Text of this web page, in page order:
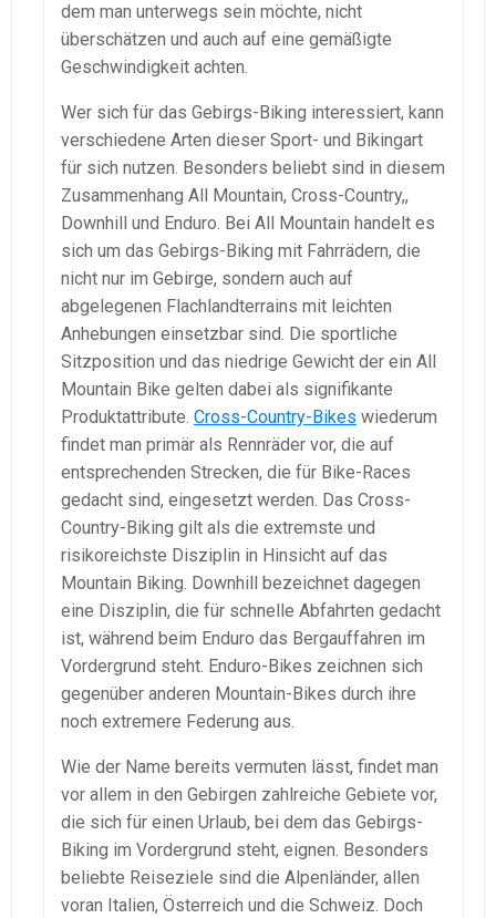
dem man unterwegs sein möchte, nicht
überschätzen und auch auf eine gemäßigte
Geschwindigkeit achten.
Wer sich für das Gebirgs-Biking interessiert, kann
verschiedene Arten dieser Sport- und Bikingart
für sich nutzen. Besonders beliebt sind in diesem
Zusammenhang All Mountain, Cross-Country,,
Downhill und Enduro. Bei All Mountain handelt es
sich um das Gebirgs-Biking mit Fahrrädern, die
nicht nur im Gebirge, sondern auch auf
abgelegenen Flachlandterrains mit leichten
Anhebungen einsetzbar sind. Die sportliche
Sitzposition und das niedrige Gewicht der ein All
Mountain Bike gelten dabei als signifikante
Produktattribute. Cross-Country-Bikes wiederum
findet man primär als Rennräder vor, die auf
entsprechenden Strecken, die für Bike-Races
gedacht sind, eingesetzt werden. Das Cross-
Country-Biking gilt als die extremste und
risikoreichste Disziplin in Hinsicht auf das
Mountain Biking. Downhill bezeichnet dagegen
eine Disziplin, die für schnelle Abfahrten gedacht
ist, während beim Enduro das Bergauffahren im
Vordergrund steht. Enduro-Bikes zeichnen sich
gegenüber anderen Mountain-Bikes durch ihre
noch extremere Federung aus.
Wie der Name bereits vermuten lässt, findet man
vor allem in den Gebirgen zahlreiche Gebiete vor,
die sich für einen Urlaub, bei dem das Gebirgs-
Biking im Vordergrund steht, eignen. Besonders
beliebte Reiseziele sind die Alpenländer, allen
voran Italien, Österreich und die Schweiz. Doch